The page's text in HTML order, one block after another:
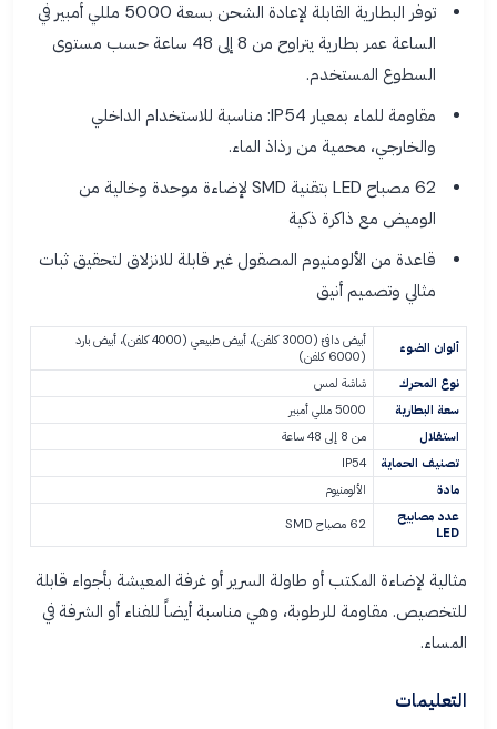
توفر البطارية القابلة لإعادة الشحن بسعة 5000 مللي أمبير في
الساعة عمر بطارية يتراوح من 8 إلى 48 ساعة حسب مستوى
السطوع المستخدم.
مقاومة للماء بمعيار IP54: مناسبة للاستخدام الداخلي
والخارجي، محمية من رذاذ الماء.
62 مصباح LED بتقنية SMD لإضاءة موحدة وخالية من
الوميض مع ذاكرة ذكية
قاعدة من الألومنيوم المصقول غير قابلة للانزلاق لتحقيق ثبات
مثالي وتصميم أنيق
ألوان الضوء
أبيض دافئ (3000 كلفن)، أبيض طبيعي (4000 كلفن)، أبيض بارد
(6000 كلفن)
نوع المحرك
شاشة لمس
سعة البطارية
5000 مللي أمبير
استقلال
من 8 إلى 48 ساعة
تصنيف الحماية
IP54
مادة
الألومنيوم
عدد مصابيح
LED
62 مصباح SMD
مثالية لإضاءة المكتب أو طاولة السرير أو غرفة المعيشة بأجواء قابلة
للتخصيص. مقاومة للرطوبة، وهي مناسبة أيضاً للفناء أو الشرفة في
المساء.
التعليمات